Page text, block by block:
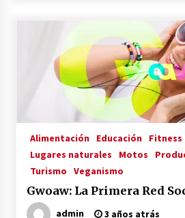
Alimentación Educación Fitness
Lugares naturales
Motos
Turismo
Veganismo
Gwoaw: La Primera Red
admin 3 años atrás